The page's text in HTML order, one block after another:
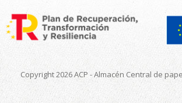
Copyright 2026 ACP - Almacén Central de